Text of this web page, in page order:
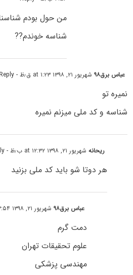
من حول بودم
شناسه خوندم??
عباس برق۹۸ شهریور ۲۱, ۱۳۹۸ at ۱:۲۳ ق٫ظ - Reply
نمیره تو
شناسه و کد ملی میزنم نمیره
ریحانهشهریور ۲۱, ۱۳۹۸ at ۱۲:۳۲ ب٫ظ - Reply
هر دوتا شو باید کد ملی بزنید
عباس برق۹۸ شهریور ۲۱, ۱۳۹۸ at ۳:۵۴ ب٫ظ
دمت گرم
علوم تحقیقات تهران
مهندسی پزشکی